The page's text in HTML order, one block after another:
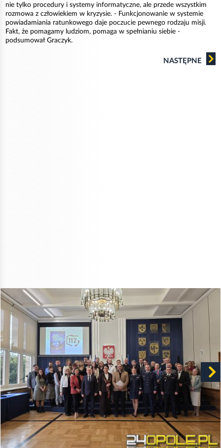
nie tylko procedury i systemy informatyczne, ale przede wszystkim
rozmowa z człowiekiem w kryzysie. - Funkcjonowanie w systemie
powiadamiania ratunkowego daje poczucie pewnego rodzaju misji.
Fakt, że pomagamy ludziom, pomaga w spełnianiu siebie -
podsumował Graczyk.
NASTĘPNE